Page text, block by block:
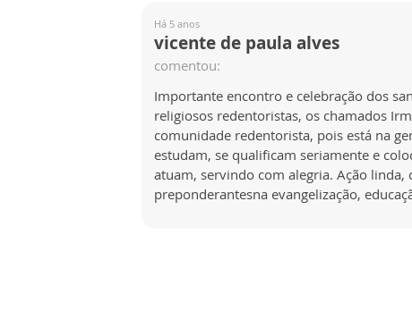
Há 5 anos
vicente de paula alves
comentou:
Importante encontro e celebração dos
religiosos redentoristas, os chamados
comunidade redentorista, pois está na
estudam, se qualificam seriamente e
atuam, servindo com alegria. Ação linda,
preponderantesna evangelização,